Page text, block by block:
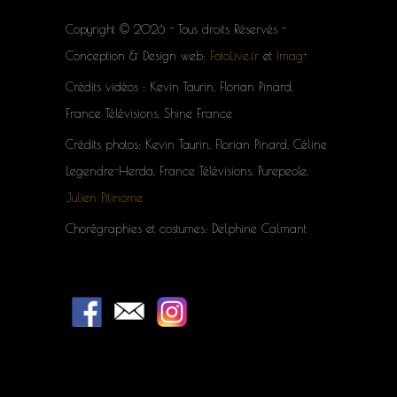
Copyright © 2026 - Tous droits Réservés -
Conception & Design web: FotoLive.fr et Imag+
Crédits vidéos : Kevin Taurin, Florian Pinard,
France Télévisions, Shine France
Crédits photos: Kevin Taurin, Florian Pinard, Céline
Legendre-Herda, France Télévisions, Purepeole,
Julien Pitinome
Chorégraphies et costumes: Delphine Calmant